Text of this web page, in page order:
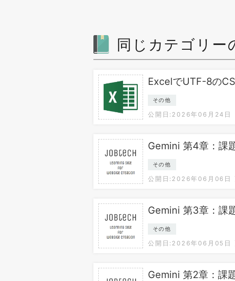
同じカテゴリー
ExcelでUTF-8の
その他
公開日:2026年06月24日
Gemini 第4章：課
その他
公開日:2026年06月06日
Gemini 第3章：課
その他
公開日:2026年06月05日
Gemini 第2章：課